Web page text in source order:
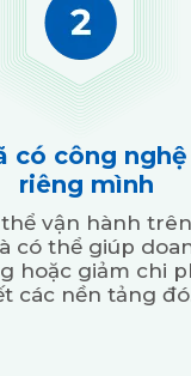
có công
riêng mình
vận hành
có thể giúp
hoặc giảm chi
các nền tảng